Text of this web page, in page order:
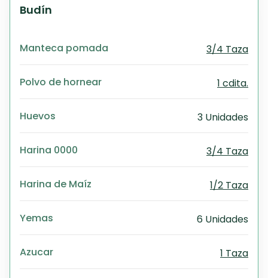
Budín
Manteca pomada 3/4 Taza
Polvo de hornear 1 cdita.
Huevos 3 Unidades
Harina 0000 3/4 Taza
Harina de Maíz 1/2 Taza
Yemas 6 Unidades
Azucar 1 Taza